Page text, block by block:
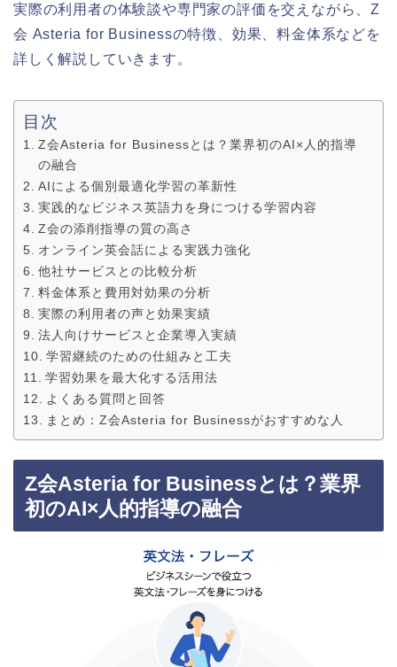
実際の利用者の体験談や専門家の評価を交えながら、Z
会 Asteria for Businessの特徴、効果、料金体系などを
詳しく解説していきます。
目次
Z会Asteria for Businessとは？業界初のAI×人的指導
の融合
AIによる個別最適化学習の革新性
実践的なビジネス英語力を身につける学習内容
Z会の添削指導の質の高さ
オンライン英会話による実践力強化
他社サービスとの比較分析
料金体系と費用対効果の分析
実際の利用者の声と効果実績
法人向けサービスと企業導入実績
学習継続のための仕組みと工夫
学習効果を最大化する活用法
よくある質問と回答
まとめ：Z会Asteria for Businessがおすすめな人
Z会Asteria for Businessとは？業界
初のAI×人的指導の融合